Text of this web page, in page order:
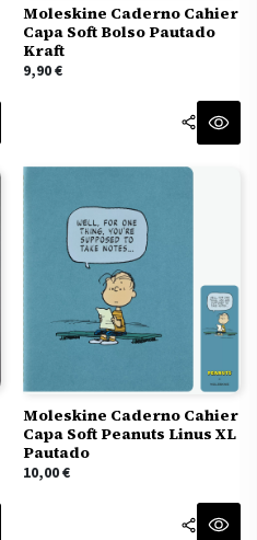
Moleskine Caderno Cahier
Capa Soft Bolso Pautado
Kraft
9,90€
Moleskine Caderno Cahier
Capa Soft Peanuts Linus XL
Pautado
10,00€